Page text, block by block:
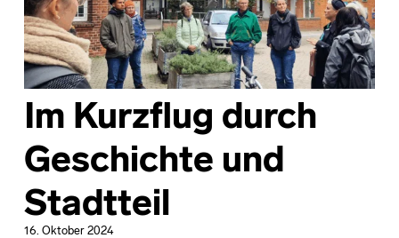
Im Kurzflug durch
Geschichte und
Stadtteil
16. Oktober 2024